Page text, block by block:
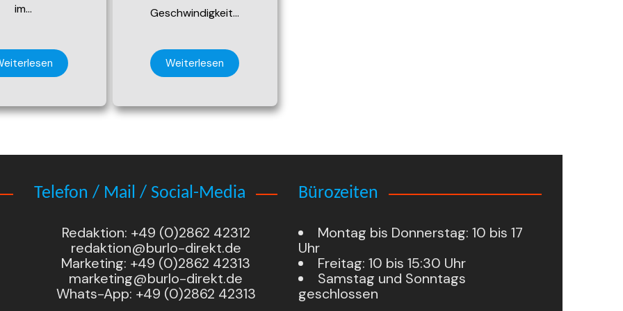
im…
Geschwindigkeit…
Weiterlesen
Telefon / Mail / Social-Media
Redaktion: +49 (0)2862 42312
redaktion@burlo-direkt.de
Marketing: +49 (0)2862 42313
marketing@burlo-direkt.de
Whats-App: +49 (0)2862 42313
Bürozeiten
Montag bis Donnerstag: 10 bis 17
Uhr
Freitag: 10 bis 15:30 Uhr
Samstag und Sonntags
geschlossen